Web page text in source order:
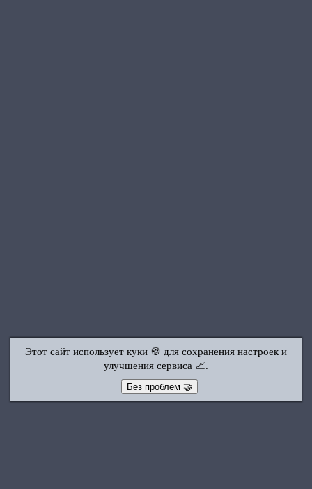
Этот сайт использует куки 🍪 для сохранения настроек и
улучшения сервиса 📈.
Без проблем 🤝